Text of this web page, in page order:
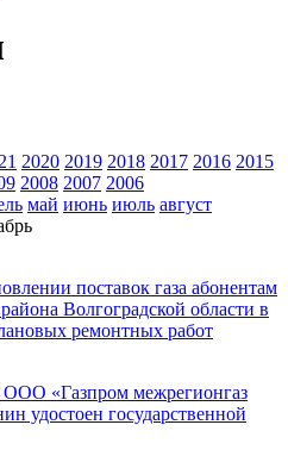
2020 2019 2018 2017 2016 2015
2008 2007 2006
май июнь июль август
поставок газа абонентам
Волгоградской области в
ремонтных работ
ООО «Газпром межрегионгаз
удостоен государственной